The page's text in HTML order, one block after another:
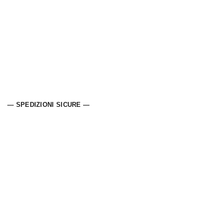
— SPEDIZIONI SICURE —